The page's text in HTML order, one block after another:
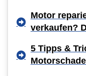
Motor
verkaufen?
5 Tipps &